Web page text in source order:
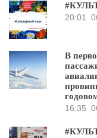
20:01
В
16:35